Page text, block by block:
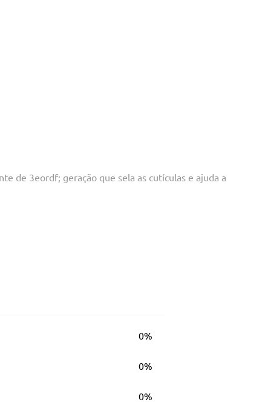
de 3eordf; geração que sela as cutículas e ajuda a
0%
0%
0%